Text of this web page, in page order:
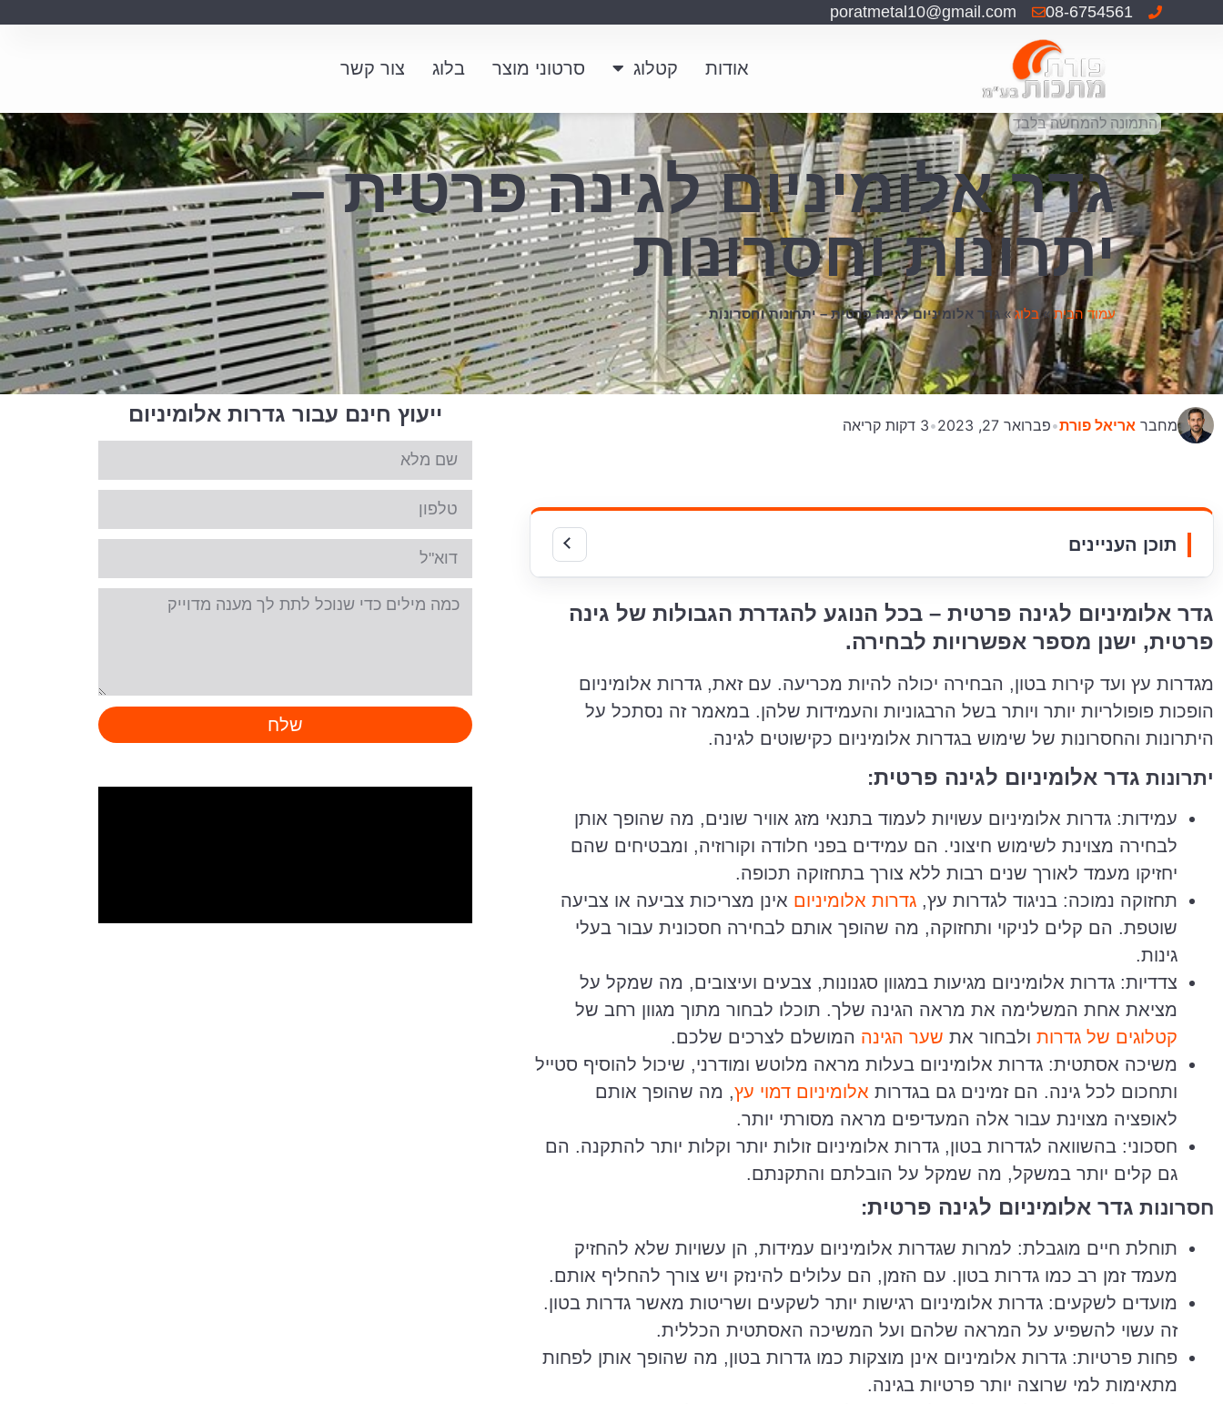
08-6754561
poratmetal10@gmail.com
אודות קטלוג סרטוני מוצר בלוג צור קשר
התמונה להמחשה בלבד
גדר אלומיניום לגינה פרטית –
יתרונות וחסרונות
עמוד הבית»בלוג» גדר אלומיניום לגינה פרטית – יתרונות וחסרונות
מחבר אריאל פורת•פברואר 27, 2023 •3 דקות קריאה
תוכן העניינים
גדר אלומיניום לגינה פרטית – בכל הנוגע להגדרת הגבולות של גינה
פרטית, ישנן מספר אפשרויות לבחירה.
מגדרות עץ ועד קירות בטון, הבחירה יכולה להיות מכריעה. עם זאת, גדרות אלומיניום
הופכות פופולריות יותר ויותר בשל הרבגוניות והעמידות שלהן. במאמר זה נסתכל על
היתרונות והחסרונות של שימוש בגדרות אלומיניום כקישוטים לגינה.
יתרונות גדר אלומיניום לגינה פרטית:
עמידות: גדרות אלומיניום עשויות לעמוד בתנאי מזג אוויר שונים, מה שהופך אותן
לבחירה מצוינת לשימוש חיצוני. הם עמידים בפני חלודה וקורוזיה, ומבטיחים שהם
יחזיקו מעמד לאורך שנים רבות ללא צורך בתחזוקה תכופה.
תחזוקה נמוכה: בניגוד לגדרות עץ, גדרות אלומיניום אינן מצריכות צביעה או צביעה
שוטפת. הם קלים לניקוי ותחזוקה, מה שהופך אותם לבחירה חסכונית עבור בעלי
גינות.
צדדיות: גדרות אלומיניום מגיעות במגוון סגנונות, צבעים ועיצובים, מה שמקל על
מציאת אחת המשלימה את מראה הגינה שלך. תוכלו לבחור מתוך מגוון רחב של
קטלוגים של גדרות ולבחור את שער הגינה המושלם לצרכים שלכם.
משיכה אסתטית: גדרות אלומיניום בעלות מראה מלוטש ומודרני, שיכול להוסיף סטייל
ותחכום לכל גינה. הם זמינים גם בגדרות אלומיניום דמוי עץ, מה שהופך אותם
לאופציה מצוינת עבור אלה המעדיפים מראה מסורתי יותר.
חסכוני: בהשוואה לגדרות בטון, גדרות אלומיניום זולות יותר וקלות יותר להתקנה. הם
גם קלים יותר במשקל, מה שמקל על הובלתם והתקנתם.
חסרונות גדר אלומיניום לגינה פרטית:
תוחלת חיים מוגבלת: למרות שגדרות אלומיניום עמידות, הן עשויות שלא להחזיק
מעמד זמן רב כמו גדרות בטון. עם הזמן, הם עלולים להינזק ויש צורך להחליף אותם.
מועדים לשקעים: גדרות אלומיניום רגישות יותר לשקעים ושריטות מאשר גדרות בטון.
זה עשוי להשפיע על המראה שלהם ועל המשיכה האסתטית הכללית.
פחות פרטיות: גדרות אלומיניום אינן מוצקות כמו גדרות בטון, מה שהופך אותן לפחות
מתאימות למי שרוצה יותר פרטיות בגינה.
ייעוץ חינם עבור גדרות אלומיניום
שלח